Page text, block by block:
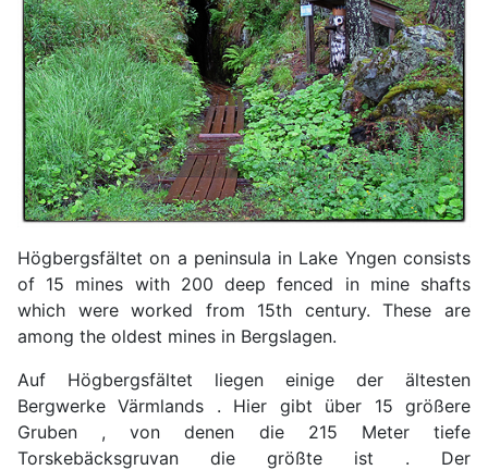
Högbergsfältet on a peninsula in Lake Yngen consists
of 15 mines with 200 deep fenced in mine shafts
which were worked from 15th century. These are
among the oldest mines in Bergslagen.
Auf Högbergsfältet liegen einige der ältesten
Bergwerke Värmlands . Hier gibt über 15 größere
Gruben , von denen die 215 Meter tiefe
Torskebäcksgruvan die größte ist . Der